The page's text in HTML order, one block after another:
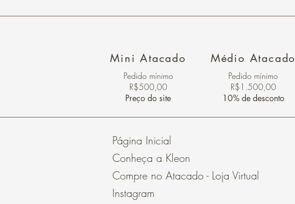
Mini Atacado
Pedido ​mínimo
R$500,00
Preço do site
Médio Atacado
Pedido mínimo
R$1.500,00
10% de desconto
Página Inicial
Conheça a Kleon
Compre no Atacado - Loja Virtual
Instagram